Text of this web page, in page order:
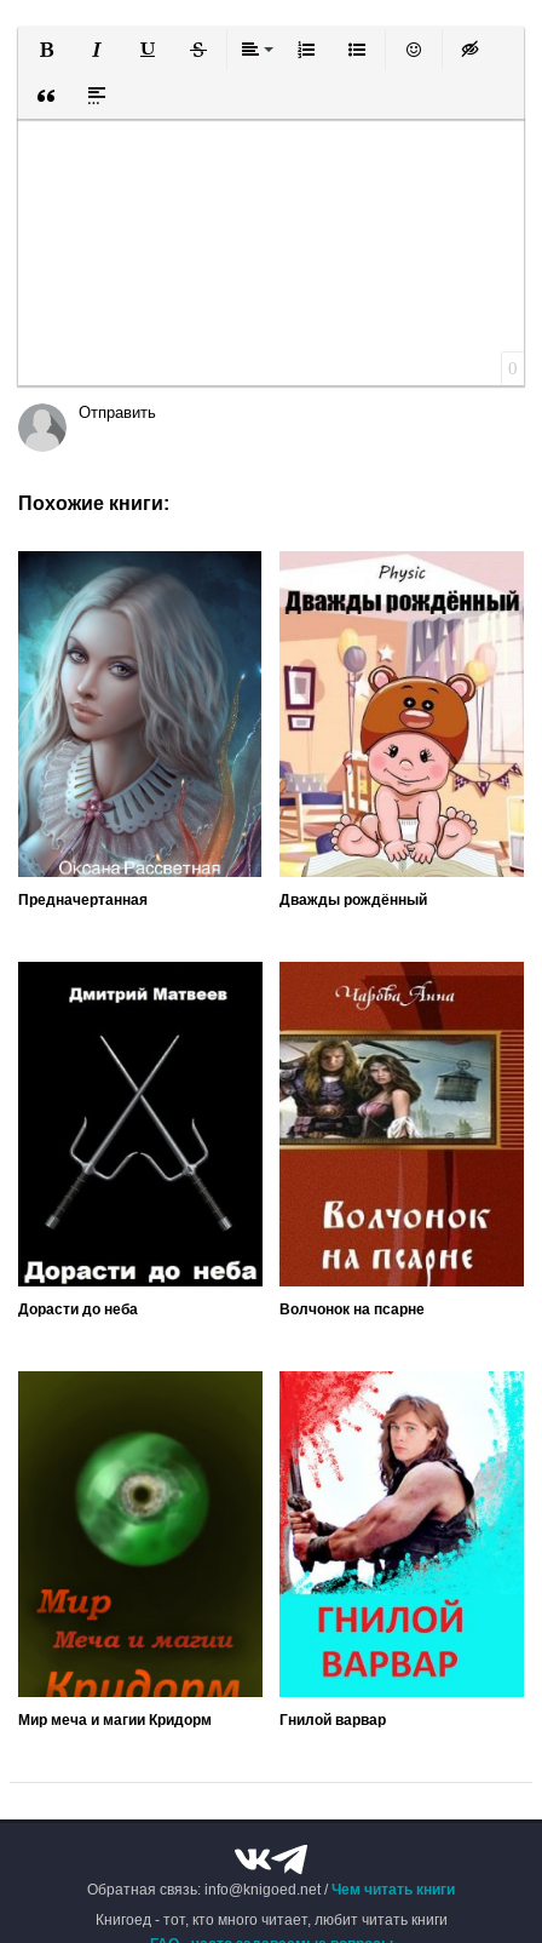
Вставка цитаты
Вставка спойлера
0
Отправить
Похожие книги:
Предначертанная Дважды рождённый
Дорасти до неба Волчонок на псарне
Мир меча и магии Кридорм Гнилой варвар
Обратная связь: info@knigoed.net /Чем читать книги
Книгоед - тот, кто много читает, любит читать книги